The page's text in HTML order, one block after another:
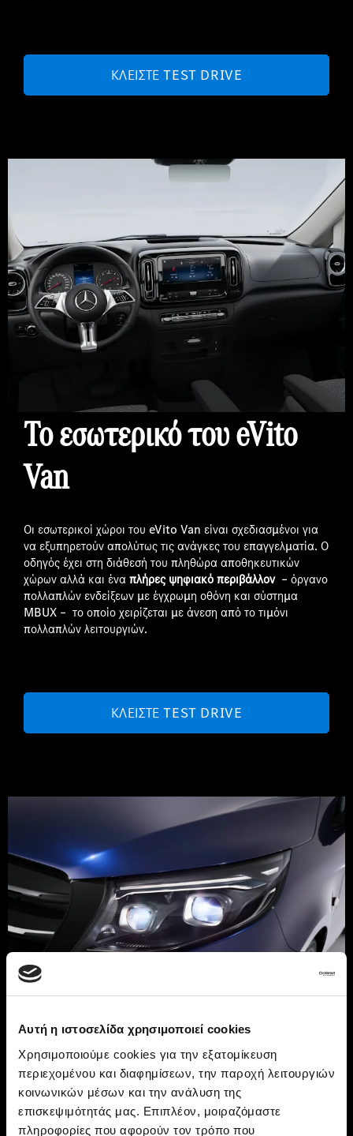
Αυτή η ιστοσελίδα χρησιμοποιεί cookies
Χρησιμοποιούμε cookies για την εξατομίκευση
περιεχομένου και διαφημίσεων, την παροχή λειτουργιών
κοινωνικών μέσων και την ανάλυση της
επισκεψιμότητάς μας. Επιπλέον, μοιραζόμαστε
πληροφορίες που αφορούν τον τρόπο που
ΚΛΕΊΣΤΕ TEST DRIVE
Το εσωτερικό τoυ eVito
Van
Οι εσωτερικοί χώροι του eVito Van είναι σχεδιασμένοι για
να εξυπηρετούν απολύτως τις ανάγκες του επαγγελματία. Ο
οδηγός έχει στη διάθεσή του πληθώρα αποθηκευτικών
χώρων αλλά και ένα πλήρες ψηφιακό περιβάλλον– όργανο
πολλαπλών ενδείξεων με έγχρωμη οθόνη και σύστημα
MBUX – το οποίο χειρίζεται με άνεση από το τιμόνι
πολλαπλών λειτουργιών.
ΚΛΕΊΣΤΕ TEST DRIVE
Το εξωτερικότουeVito
Van